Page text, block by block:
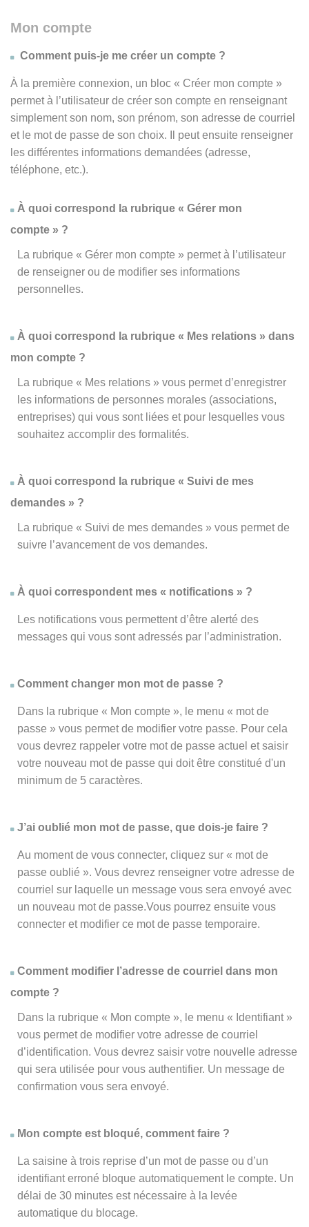
Mon compte
Comment puis-je me créer un compte ?
À la première connexion, un bloc « Créer mon compte »
permet à l’utilisateur de créer son compte en renseignant
simplement son nom, son prénom, son adresse de courriel
et le mot de passe de son choix. Il peut ensuite renseigner
les différentes informations demandées (adresse,
téléphone, etc.).
À quoi correspond la rubrique « Gérer mon
compte » ?
La rubrique « Gérer mon compte » permet à l’utilisateur
de renseigner ou de modifier ses informations
personnelles.
À quoi correspond la rubrique « Mes relations » dans
mon compte ?
La rubrique « Mes relations » vous permet d’enregistrer
les informations de personnes morales (associations,
entreprises) qui vous sont liées et pour lesquelles vous
souhaitez accomplir des formalités.
À quoi correspond la rubrique « Suivi de mes
demandes » ?
La rubrique « Suivi de mes demandes » vous permet de
suivre l’avancement de vos demandes.
À quoi correspondent mes « notifications » ?
Les notifications vous permettent d’être alerté des
messages qui vous sont adressés par l’administration.
Comment changer mon mot de passe ?
Dans la rubrique « Mon compte », le menu « mot de
passe » vous permet de modifier votre passe. Pour cela
vous devrez rappeler votre mot de passe actuel et saisir
votre nouveau mot de passe qui doit être constitué d'un
minimum de 5 caractères.
J’ai oublié mon mot de passe, que dois-je faire ?
Au moment de vous connecter, cliquez sur « mot de
passe oublié ». Vous devrez renseigner votre adresse de
courriel sur laquelle un message vous sera envoyé avec
un nouveau mot de passe.Vous pourrez ensuite vous
connecter et modifier ce mot de passe temporaire.
Comment modifier l’adresse de courriel dans mon
compte ?
Dans la rubrique « Mon compte », le menu « Identifiant »
vous permet de modifier votre adresse de courriel
d’identification. Vous devrez saisir votre nouvelle adresse
qui sera utilisée pour vous authentifier. Un message de
confirmation vous sera envoyé.
Mon compte est bloqué, comment faire ?
La saisine à trois reprise d’un mot de passe ou d’un
identifiant erroné bloque automatiquement le compte. Un
délai de 30 minutes est nécessaire à la levée
automatique du blocage.